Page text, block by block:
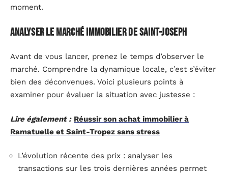
moment.
Analyser le marché immobilier de Saint-Joseph
Avant de vous lancer, prenez le temps d’observer le
marché. Comprendre la dynamique locale, c’est s’éviter
bien des déconvenues. Voici plusieurs points à
examiner pour évaluer la situation avec justesse :
Lire également : Réussir son achat immobilier à
Ramatuelle et Saint-Tropez sans stress
L’évolution récente des prix : analyser les
transactions sur les trois dernières années permet